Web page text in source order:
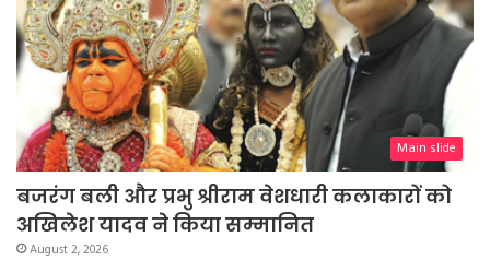
Main slide
बजरंग बली और प्रभु श्रीराम वेशधारी कलाकारों को
अखिलेश यादव ने किया सम्मानित
August 2, 2026